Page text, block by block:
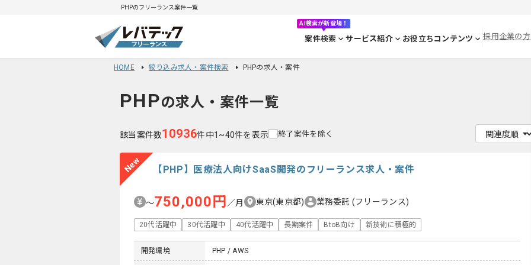
PHPのフリーランス案件一覧
AI検索が新登場！
案件検索 サービス紹介 お役立ちコンテンツ 採用企業の
HOME 絞り込み求人・案件検索 PHPの求人・案件
PHPの求人・案件一覧
該当案件数10936件中1~40件を表示 終了案件を除く
New 【PHP】医療法人向けSaaS開発のフリーランス求人・案件
〜750,000円 ／月 東京(東京都) 業務委託 (フリーランス)
20代活躍中 30代活躍中 40代活躍中 長期案件 BtoB向け 新技術に積極的
開発環境 PHP / AWS